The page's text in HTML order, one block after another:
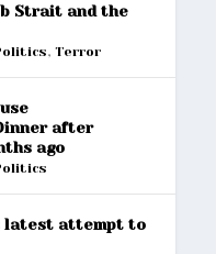
Strait and the
,Terror
after
ago
latest attempt to